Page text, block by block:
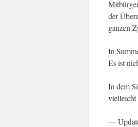
der
ganzen
In
Es ist
In dem
—